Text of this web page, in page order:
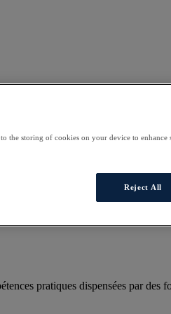
pratiques dispensées par des
the storing of cookies on your device to enhance
Reject All